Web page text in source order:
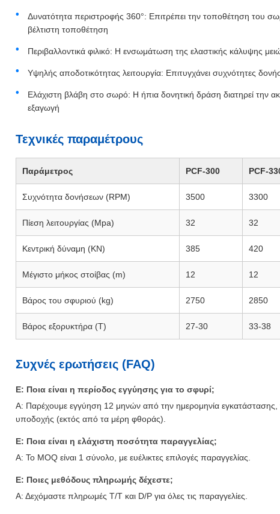
Δυνατότητα περιστροφής 360°: Επιτρέπει την τοποθέτηση του
βέλτιστη τοποθέτηση
Περιβαλλοντικά φιλικό: Η ενσωμάτωση της ελαστικής κάλυψης
Υψηλής αποδοτικότητας λειτουργία: Επιτυγχάνει συχνότητες
Ελάχιστη βλάβη στο σωρό: Η ήπια δονητική δράση διατηρεί την
εξαγωγή
Τεχνικές παραμέτρους
Παράμετρος PCF-300 PCF-
Συχνότητα δονήσεων (RPM) 3500 3300
Πίεση λειτουργίας (Mpa) 32 32
Κεντρική δύναμη (KN) 385 420
Μέγιστο μήκος στοίβας (m) 12 12
Βάρος του σφυριού (kg) 2750 2850
Βάρος εξορυκτήρα (T) 27-30 33-38
Συχνές ερωτήσεις (FAQ)
Ε: Ποια είναι η περίοδος εγγύησης για το σφυρί;
Α: Παρέχουμε εγγύηση 12 μηνών από την ημερομηνία εγκατάστασης,
υποδοχής (εκτός από τα μέρη φθοράς).
Ε: Ποια είναι η ελάχιστη ποσότητα παραγγελίας;
Α: Το MOQ είναι 1 σύνολο, με ευέλικτες επιλογές παραγγελίας.
Ε: Ποιες μεθόδους πληρωμής δέχεστε;
Α: Δεχόμαστε πληρωμές T/T και D/P για όλες τις παραγγελίες.